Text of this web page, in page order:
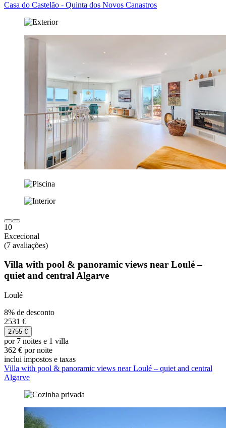
Casa do Castelão - Quinta dos Novos Canastros
10
Excecional
(7 avaliações)
Villa with pool & panoramic views near Loulé –
quiet and central Algarve
Loulé
8% de desconto
2531 €
2755 €
por 7 noites e 1 villa
362 € por noite
inclui impostos e taxas
Villa with pool & panoramic views near Loulé – quiet and central
Algarve